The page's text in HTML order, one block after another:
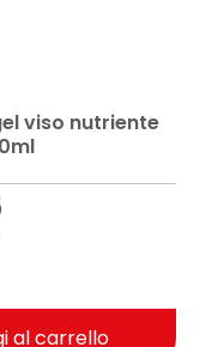
viso nutriente
al carrello